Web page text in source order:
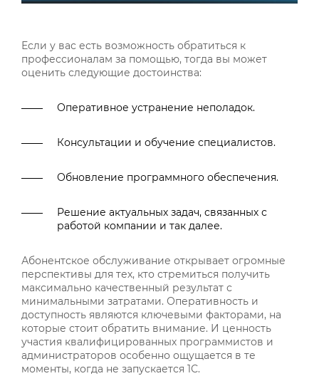
Если у вас есть возможность обратиться к
профессионалам за помощью, тогда вы может
оценить следующие достоинства:
Оперативное устранение неполадок.
Консультации и обучение специалистов.
Обновление программного обеспечения.
Решение актуальных задач, связанных с
работой компании и так далее.
Абонентское обслуживание открывает огромные
перспективы для тех, кто стремиться получить
максимально качественный результат с
минимальными затратами. Оперативность и
доступность являются ключевыми факторами, на
которые стоит обратить внимание. И ценность
участия квалифицированных программистов и
администраторов особенно ощущается в те
моменты, когда не запускается 1С.